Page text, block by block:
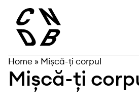
content
caută
Home » Mișcă-ți corpul
Mișcă-ți